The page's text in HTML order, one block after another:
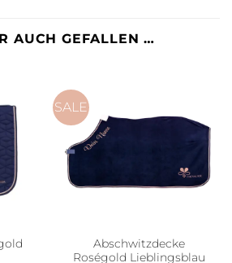
AUCH GEFALLEN …
SALE
Abschwitzdecke
Roségold Lieblingsblau